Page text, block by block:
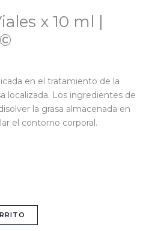
x 10 ml |
en el tratamiento de la
localizada. Los ingredientes de
la grasa almacenada en
el contorno corporal.